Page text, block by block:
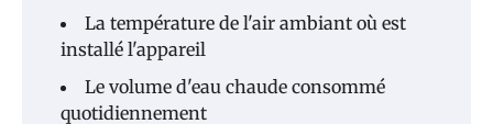
La température de l'air ambiant où est
installé l'appareil
Le volume d'eau chaude consommé
quotidiennement